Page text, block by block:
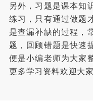
另外，习题是课本知
练习，只有通过做题
是查漏补缺的过程，
题，回顾错题是快速
便是小编老师为大家
更多学习资料欢迎大